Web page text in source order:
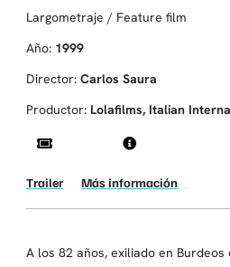
Largometraje / Feature film
Año: 1999
Director: Carlos Saura
Productor: Lolafilms, Italian
Trailer Más información
A los 82 años, exiliado en